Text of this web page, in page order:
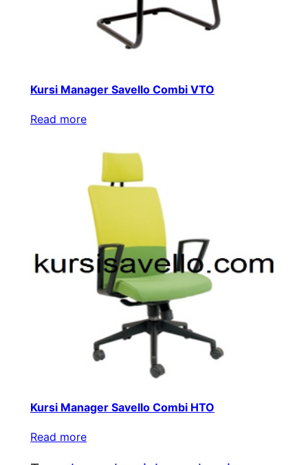
Kursi Manager Savello Combi VTO
Read more
Kursi Manager Savello Combi HTO
Read more